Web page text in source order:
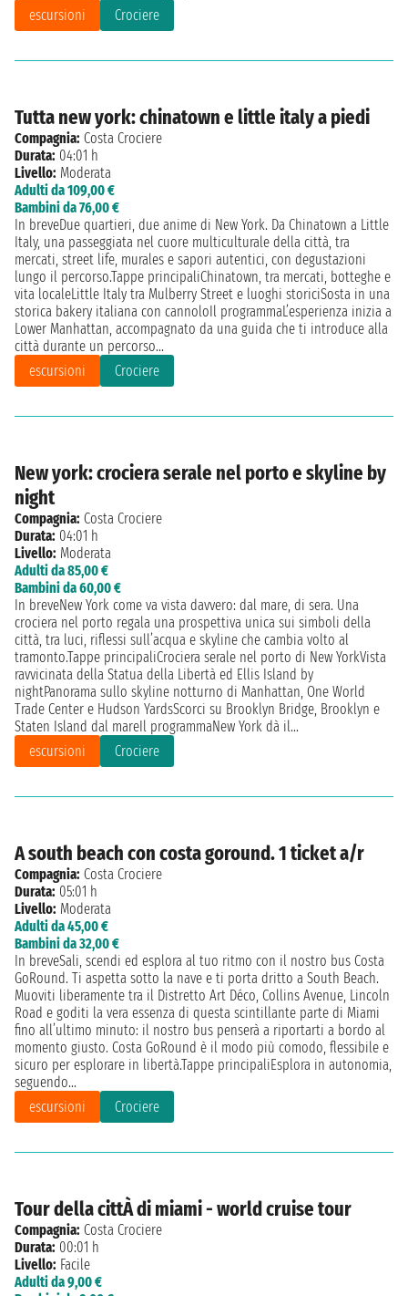
escursioni
Crociere
Tutta new york: chinatown e little italy a piedi
Compagnia: Costa Crociere
Durata: 04:01 h
Livello: Moderata
Adulti da 109,00 €
Bambini da 76,00 €
In breveDue quartieri, due anime di New York. Da Chinatown a Little
Italy, una passeggiata nel cuore multiculturale della città, tra
mercati, street life, murales e sapori autentici, con degustazioni
lungo il percorso.Tappe principaliChinatown, tra mercati, botteghe e
vita localeLittle Italy tra Mulberry Street e luoghi storiciSosta in una
storica bakery italiana con cannoloIl programmaL’esperienza inizia a
Lower Manhattan, accompagnato da una guida che ti introduce alla
città durante un percorso...
escursioni
Crociere
New york: crociera serale nel porto e skyline by
night
Compagnia: Costa Crociere
Durata: 04:01 h
Livello: Moderata
Adulti da 85,00 €
Bambini da 60,00 €
In breveNew York come va vista davvero: dal mare, di sera. Una
crociera nel porto regala una prospettiva unica sui simboli della
città, tra luci, riflessi sull’acqua e skyline che cambia volto al
tramonto.Tappe principaliCrociera serale nel porto di New YorkVista
ravvicinata della Statua della Libertà ed Ellis Island by
nightPanorama sullo skyline notturno di Manhattan, One World
Trade Center e Hudson YardsScorci su Brooklyn Bridge, Brooklyn e
Staten Island dal mareIl programmaNew York dà il...
escursioni
Crociere
A south beach con costa goround. 1 ticket a/r
Compagnia: Costa Crociere
Durata: 05:01 h
Livello: Moderata
Adulti da 45,00 €
Bambini da 32,00 €
In breveSali, scendi ed esplora al tuo ritmo con il nostro bus Costa
GoRound. Ti aspetta sotto la nave e ti porta dritto a South Beach.
Muoviti liberamente tra il Distretto Art Déco, Collins Avenue, Lincoln
Road e goditi la vera essenza di questa scintillante parte di Miami
fino all’ultimo minuto: il nostro bus penserà a riportarti a bordo al
momento giusto. Costa GoRound è il modo più comodo, flessibile e
sicuro per esplorare in libertà.Tappe principaliEsplora in autonomia,
seguendo...
escursioni
Crociere
Tour della cittÀ di miami - world cruise tour
Compagnia: Costa Crociere
Durata: 00:01 h
Livello: Facile
Adulti da 9,00 €